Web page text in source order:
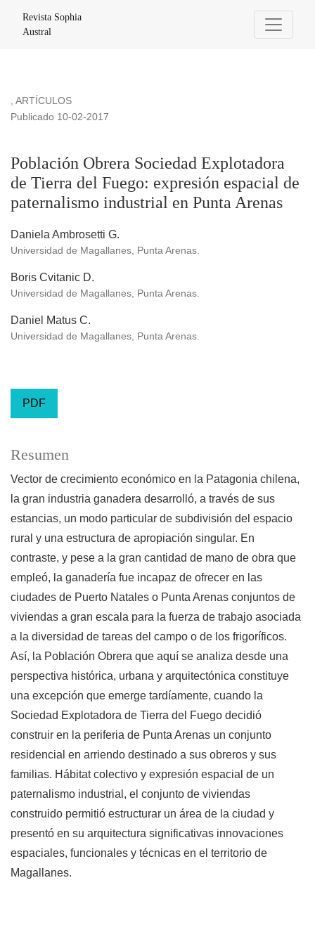
Revista Sophia
Austral
, ARTÍCULOS
Población Obrera Sociedad Explotadora
de Tierra del Fuego: expresión espacial de
paternalismo industrial en Punta Arenas
Publicado 10-02-2017
Daniela Ambrosetti G.
Universidad de Magallanes, Punta Arenas.
Boris Cvitanic D.
Universidad de Magallanes, Punta Arenas.
Daniel Matus C.
Universidad de Magallanes, Punta Arenas.
PDF
Resumen
Vector de crecimiento económico en la Patagonia chilena,
la gran industria ganadera desarrolló, a través de sus
estancias, un modo particular de subdivisión del espacio
rural y una estructura de apropiación singular. En
contraste, y pese a la gran cantidad de mano de obra que
empleó, la ganadería fue incapaz de ofrecer en las
ciudades de Puerto Natales o Punta Arenas conjuntos de
viviendas a gran escala para la fuerza de trabajo asociada
a la diversidad de tareas del campo o de los frigoríficos.
Así, la Población Obrera que aquí se analiza desde una
perspectiva histórica, urbana y arquitectónica constituye
una excepción que emerge tardíamente, cuando la
Sociedad Explotadora de Tierra del Fuego decidió
construir en la periferia de Punta Arenas un conjunto
residencial en arriendo destinado a sus obreros y sus
familias. Hábitat colectivo y expresión espacial de un
paternalismo industrial, el conjunto de viviendas
construido permitió estructurar un área de la ciudad y
presentó en su arquitectura significativas innovaciones
espaciales, funcionales y técnicas en el territorio de
Magallanes.